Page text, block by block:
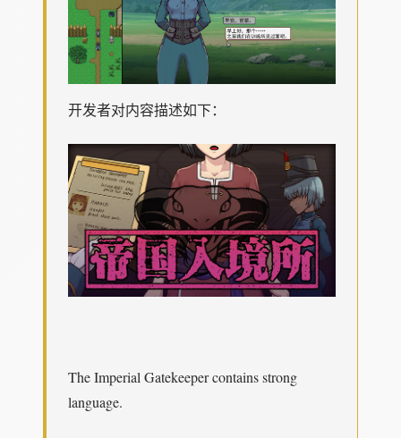
开发者对内容描述如下：
The Imperial Gatekeeper contains strong
language.